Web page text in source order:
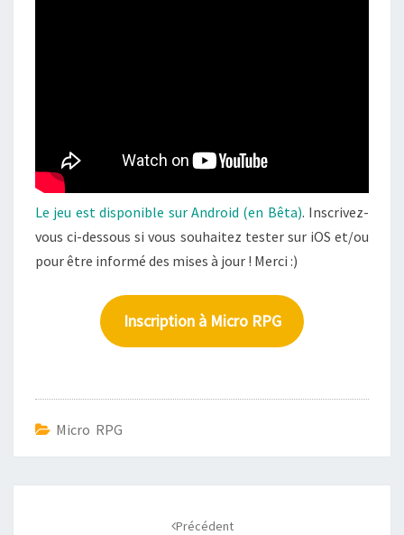
Le jeu est disponible sur Android (en Bêta). Inscrivez-
vous ci-dessous si vous souhaitez tester sur iOS et/ou
pour être informé des mises à jour ! Merci :)
Inscription à Micro RPG
Micro RPG
Précédent